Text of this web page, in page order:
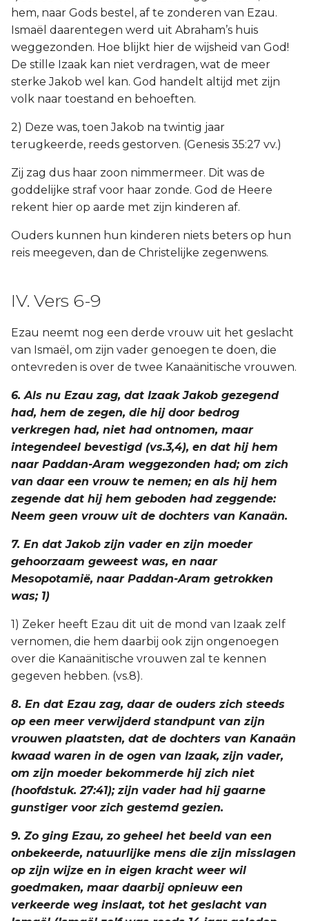
hem, naar Gods bestel, af te zonderen van Ezau.
Ismaël daarentegen werd uit Abraham’s huis
weggezonden. Hoe blijkt hier de wijsheid van God!
De stille Izaak kan niet verdragen, wat de meer
sterke Jakob wel kan. God handelt altijd met zijn
volk naar toestand en behoeften.
2) Deze was, toen Jakob na twintig jaar
terugkeerde, reeds gestorven. (Genesis 35:27 vv.)
Zij zag dus haar zoon nimmermeer. Dit was de
goddelijke straf voor haar zonde. God de Heere
rekent hier op aarde met zijn kinderen af.
Ouders kunnen hun kinderen niets beters op hun
reis meegeven, dan de Christelijke zegenwens.
IV. Vers 6-9
Ezau neemt nog een derde vrouw uit het geslacht
van Ismaël, om zijn vader genoegen te doen, die
ontevreden is over de twee Kanaänitische vrouwen.
6. Als nu Ezau zag, dat Izaak Jakob gezegend
had, hem de zegen, die hij door bedrog
verkregen had, niet had ontnomen, maar
integendeel bevestigd (vs.3,4), en dat hij hem
naar Paddan-Aram weggezonden had; om zich
van daar een vrouw te nemen; en als hij hem
zegende dat hij hem geboden had zeggende:
Neem geen vrouw uit de dochters van Kanaän.
7. En dat Jakob zijn vader en zijn moeder
gehoorzaam geweest was, en naar
Mesopotamië, naar Paddan-Aram getrokken
was; 1)
1) Zeker heeft Ezau dit uit de mond van Izaak zelf
vernomen, die hem daarbij ook zijn ongenoegen
over die Kanaänitische vrouwen zal te kennen
gegeven hebben. (vs.8).
8. En dat Ezau zag, daar de ouders zich steeds
op een meer verwijderd standpunt van zijn
vrouwen plaatsten, dat de dochters van Kanaän
kwaad waren in de ogen van Izaak, zijn vader,
om zijn moeder bekommerde hij zich niet
(hoofdstuk. 27:41); zijn vader had hij gaarne
gunstiger voor zich gestemd gezien.
9. Zo ging Ezau, zo geheel het beeld van een
onbekeerde, natuurlijke mens die zijn misslagen
op zijn wijze en in eigen kracht weer wil
goedmaken, maar daarbij opnieuw een
verkeerde weg inslaat, tot het geslacht van